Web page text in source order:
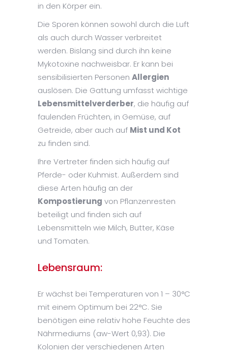
in den Körper ein.
Die Sporen können sowohl durch die Luft
als auch durch Wasser verbreitet
werden. Bislang sind durch ihn keine
Mykotoxine nachweisbar. Er kann bei
sensibilisierten Personen Allergien
auslösen. Die Gattung umfasst wichtige
Lebensmittelverderber, die häufig auf
faulenden Früchten, in Gemüse, auf
Getreide, aber auch auf Mist und Kot
zu finden sind.
Ihre Vertreter finden sich häufig auf
Pferde- oder Kuhmist. Außerdem sind
diese Arten häufig an der
Kompostierung von Pflanzenresten
beteiligt und finden sich auf
Lebensmitteln wie Milch, Butter, Käse
und Tomaten.
Lebensraum:
Er wächst bei Temperaturen von 1 – 30°C
mit einem Optimum bei 22°C. Sie
benötigen eine relativ hohe Feuchte des
Nährmediums (aw-Wert 0,93). Die
Kolonien der verschiedenen Arten